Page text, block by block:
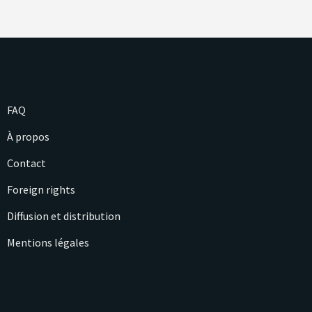
FAQ
À propos
Contact
Foreign rights
Diffusion et distribution
Mentions légales